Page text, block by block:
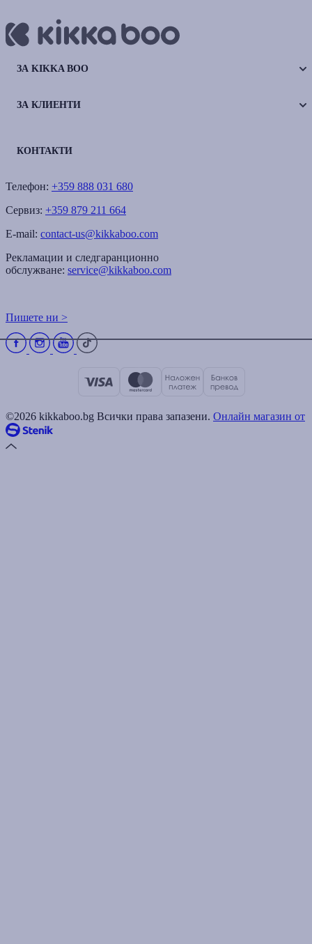
ЗА KIKKA BOO
ЗА КЛИЕНТИ
КОНТАКТИ
Телефон: +359 888 031 680
Сервиз: +359 879 211 664
E-mail: contact-us@kikkaboo.com
Рекламации и следгаранционно
обслужване: service@kikkaboo.com
Пишете ни >
©2026 kikkaboo.bg Всички права запазени. Онлайн магазин от